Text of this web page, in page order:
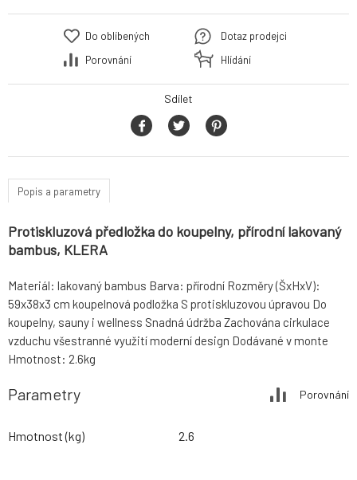
Do oblíbených
Porovnání
Dotaz prodejci
Hlídání
Sdílet
Popis a parametry
Protiskluzová předložka do koupelny, přírodní lakovaný
bambus, KLERA
Materiál: lakovaný bambus Barva: přírodní Rozměry (ŠxHxV):
59x38x3 cm koupelnová podložka S protiskluzovou úpravou Do
koupelny, sauny i wellness Snadná údržba Zachována cirkulace
vzduchu všestranné využití moderní design Dodávané v monte
Hmotnost: 2.6kg
Parametry Porovnání
Hmotnost (kg) 2.6